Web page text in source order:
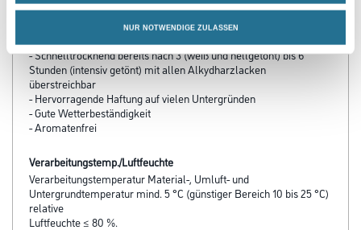
NUR NOTWENDIGE ZULASSEN
Produkteigenschaft
- Vollwertige Korrosionsschutzgrundierung auf Eisen und Stahl
- Schnelltrocknend bereits nach 3 (weiß und hellgetönt) bis 6
Stunden (intensiv getönt) mit allen Alkydharzlacken
überstreichbar
- Hervorragende Haftung auf vielen Untergründen
- Gute Wetterbeständigkeit
- Aromatenfrei
Verarbeitungstemp./Luftfeuchte
Verarbeitungstemperatur Material-, Umluft- und
Untergrundtemperatur mind. 5 °C (günstiger Bereich 10 bis 25 °C)
relative
Luftfeuchte ≤ 80 %.